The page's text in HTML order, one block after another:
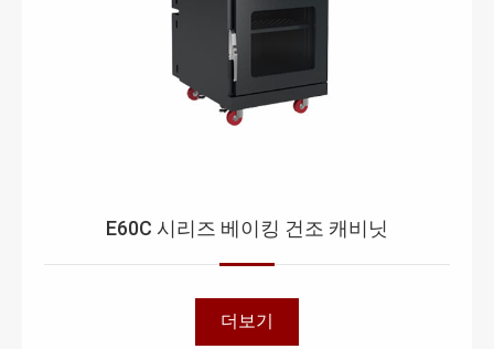
E60C 시리즈 베이킹 건조 캐비닛
더보기